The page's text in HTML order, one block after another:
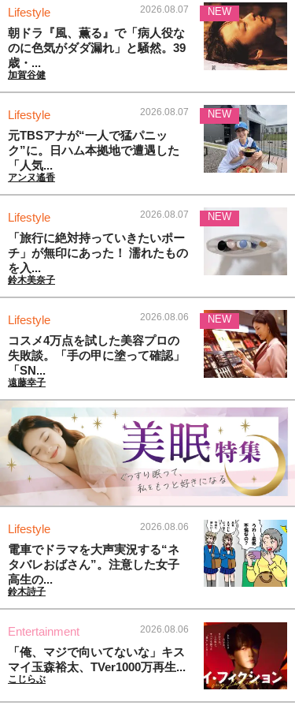
Lifestyle 2026.08.07
朝ドラ『風、薫る』で「病人役な
のに色気がダダ漏れ」と騒然。39
歳・...
加賀谷健
NEW
Lifestyle 2026.08.07
元TBSアナが“一人で猛パニッ
ク”に。日ハム本拠地で遭遇した
「人気...
アンヌ遙香
NEW
Lifestyle 2026.08.07
「旅行に絶対持っていきたいポー
チ」が無印にあった！ 濡れたもの
を入...
鈴木美奈子
NEW
Lifestyle 2026.08.06
コスメ4万点を試した美容プロの
失敗談。「手の甲に塗って確認」
「SN...
遠藤幸子
NEW
Lifestyle 2026.08.06
電車でドラマを大声実況する“ネ
タバレおばさん”。注意した女子
高生の...
鈴木詩子
Entertainment 2026.08.06
「俺、マジで向いてないな」キス
マイ玉森裕太、TVer1000万再生...
こじらぶ